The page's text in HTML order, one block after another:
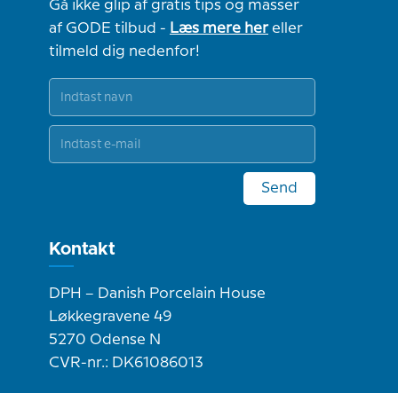
Gå ikke glip af gratis tips og masser
af GODE tilbud - Læs mere hereller
tilmeld dig nedenfor!
Send
Kontakt
DPH – Danish Porcelain House
Løkkegravene 49
5270 Odense N
CVR-nr.: DK61086013